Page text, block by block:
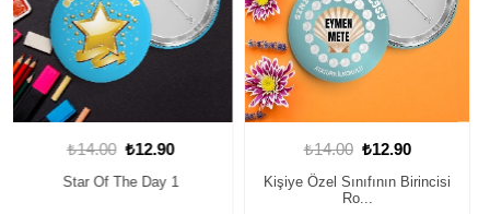
₺14.00 ₺12.90
Kişiye Özel Sınıfının Birincisi
₺14.00 ₺12.90
Kişiye Özel Sınıfın Yıldızı
Rozeti...